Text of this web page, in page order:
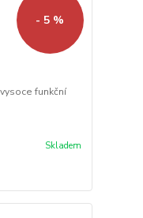
- 5 %
funkční
Skladem